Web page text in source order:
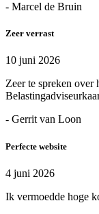
- Marcel de Bruin
Zeer verrast
10 juni 2026
Zeer te spreken
- Gerrit van Loon
Perfecte website
4 juni 2026
Ik vermoedde hoge